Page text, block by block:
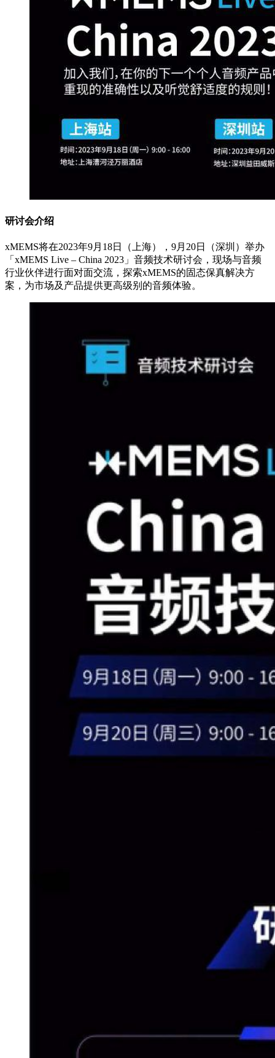
研讨会介绍
xMEMS将在2023年9月18日（上海），9月20日（深圳）举办
「xMEMS Live – China 2023」音频技术研讨会，现场与音频
行业伙伴进行面对面交流，探索xMEMS的固态保真解决方
案，为市场及产品提供更高级别的音频体验。